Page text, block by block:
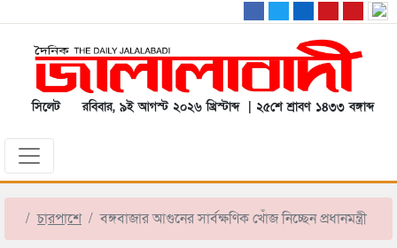
সিলেট রবিবার, ৯ই আগস্ট ২০২৬ খ্রিস্টাব্দ | ২৫শে শ্রাবণ ১৪৩৩ বঙ্গাব্দ
চারপাশে বঙ্গবাজার আগুনের সার্বক্ষণিক খোঁজ নিচ্ছেন প্রধানমন্ত্রী